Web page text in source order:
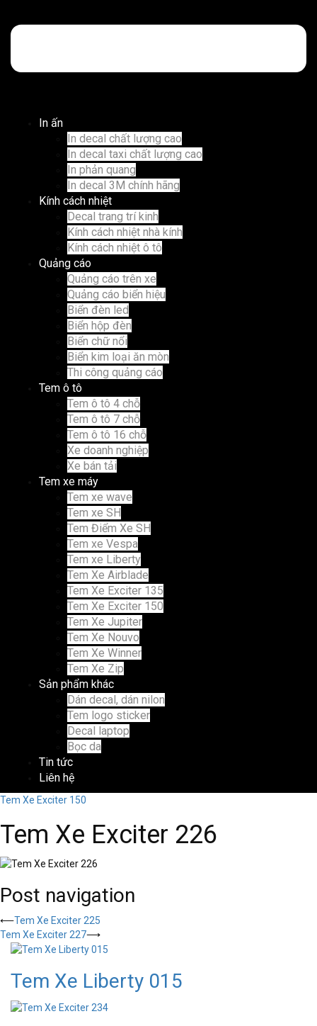
In ấn
In decal chất lượng cao
In decal taxi chất lượng cao
In phản quang
In decal 3M chính hãng
Kính cách nhiệt
Decal trang trí kinh
Kính cách nhiệt nhà kính
Kính cách nhiệt ô tô
Quảng cáo
Quảng cáo trên xe
Quảng cáo biển hiệu
Biển đèn led
Biển hộp đèn
Biển chữ nổi
Biển kim loại ăn mòn
Thi công quảng cáo
Tem ô tô
Tem ô tô 4 chỗ
Tem ô tô 7 chỗ
Tem ô tô 16 chỗ
Xe doanh nghiệp
Xe bán tải
Tem xe máy
Tem xe wave
Tem xe SH
Tem Điểm Xe SH
Tem xe Vespa
Tem xe Liberty
Tem Xe Airblade
Tem Xe Exciter 135
Tem Xe Exciter 150
Tem Xe Jupiter
Tem Xe Nouvo
Tem Xe Winner
Tem Xe Zip
Sản phẩm khác
Dán decal, dán nilon
Tem logo sticker
Decal laptop
Bọc da
Tin tức
Liên hệ
Tem Xe Exciter 150
Tem Xe Exciter 226
Post navigation
⟵Tem Xe Exciter 225
Tem Xe Exciter 227⟶
Tem Xe Liberty 015